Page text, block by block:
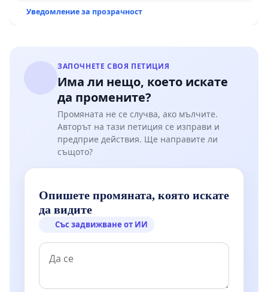
Мирово - к.к. Момин проход
Уведомление за прозрачност
ЗАПОЧНЕТЕ СВОЯ ПЕТИЦИЯ
Има ли нещо, което искате
да промените?
Промяната не се случва, ако мълчите.
Авторът на тази петиция се изправи и
предприе действия. Ще направите ли
същото?
Опишете промяната, която искате
да видите
Със задвижване от ИИ